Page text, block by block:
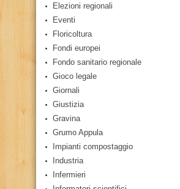
Elezioni regionali
Eventi
Floricoltura
Fondi europei
Fondo sanitario regionale
Gioco legale
Giornali
Giustizia
Gravina
Grumo Appula
Impianti compostaggio
Industria
Infermieri